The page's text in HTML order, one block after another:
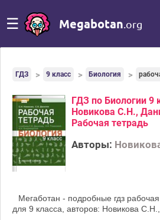
☰ Megabotan .org
ГДЗ 9 класс Биология
ГДЗ по Биологии 9
Новикова С.Н.,
Рабочая тетрадь
Авторы:
Мегаботан - подробные гдз
для 9 класса, авторов: Новикова